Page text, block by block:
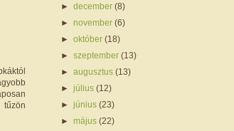
tűzön
►december(8)
►november(6)
►október(18)
►szeptember(13)
►augusztus(13)
►július(12)
►június(23)
►május(22)